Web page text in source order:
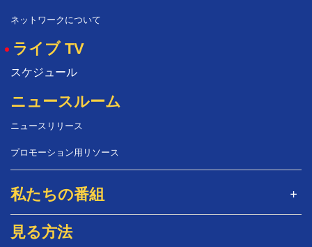
ネットワークについて
ライブ TV
スケジュール
ニュースルーム
ニュースリリース
プロモーション用リソース
私たちの番組
見る方法